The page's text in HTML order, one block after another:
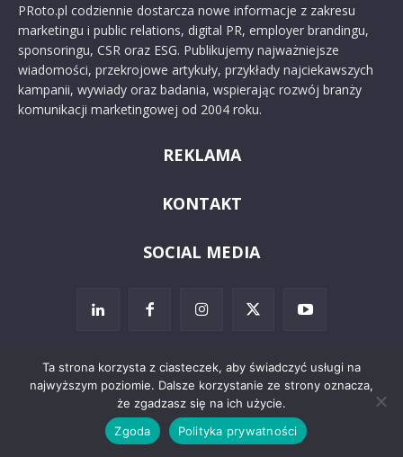
PRoto.pl codziennie dostarcza nowe informacje z zakresu
marketingu i public relations, digital PR, employer brandingu,
sponsoringu, CSR oraz ESG. Publikujemy najważniejsze
wiadomości, przekrojowe artykuły, przykłady najciekawszych
kampanii, wywiady oraz badania, wspierając rozwój branży
komunikacji marketingowej od 2004 roku.
REKLAMA
KONTAKT
SOCIAL MEDIA
Reklama Zastrzeżenia prawne
Ta strona korzysta z ciasteczek, aby świadczyć usługi na
najwyższym poziomie. Dalsze korzystanie ze strony oznacza,
że zgadzasz się na ich użycie.
Zgoda
Polityka prywatności